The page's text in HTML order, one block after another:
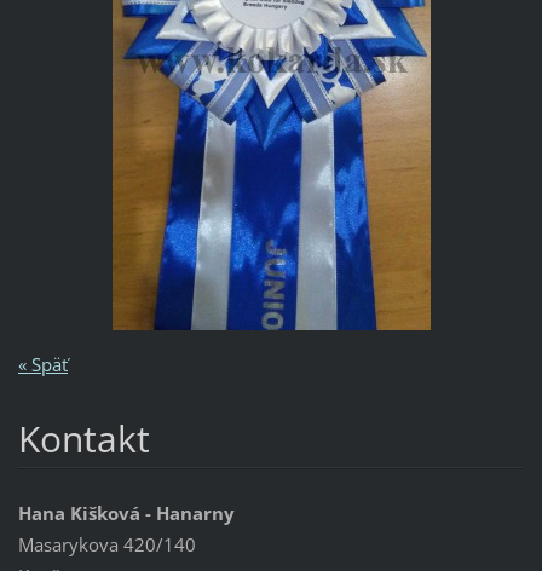
« Späť
Kontakt
Hana Kišková - Hanarny
Masarykova 420/140